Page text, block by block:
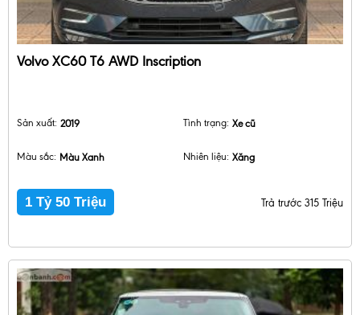
Volvo XC60 T6 AWD Inscription
Sản xuất: 2019 Tình trạng: Xe cũ
Màu sắc: Màu Xanh Nhiên liệu: Xăng
1 Tỷ 50 Triệu Trả trước 315 Triệu